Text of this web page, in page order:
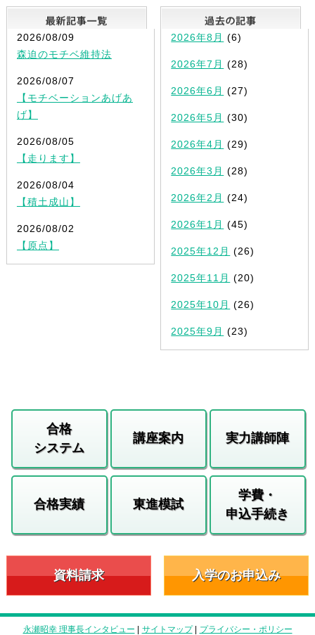
最新記事一覧
2026/08/09
森迫のモチベ維持法
2026/08/07
【モチベーションあげあ
げ】
2026/08/05
【走ります】
2026/08/04
【積土成山】
2026/08/02
【原点】
2026年8月 (6)
2026年7月 (28)
2026年6月 (27)
2026年5月 (30)
2026年4月 (29)
2026年3月 (28)
2026年2月 (24)
2026年1月 (45)
2025年12月 (26)
2025年11月 (20)
2025年10月 (26)
2025年9月 (23)
合格
システム
講座案内 実力講師陣
合格実績 東進模試
学費・
申込手続き
資料請求 入学のお申込み
永瀬昭幸 理事長インタビュー | サイトマップ| プライバシー・ポリシー